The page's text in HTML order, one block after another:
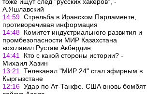
А.Яшлавский
14:59 Стрельба в Иранском Парламенте,
противоречивая информация
14:48 Комитет индустриального развития и
промбезопасности МИР Казахстана
возглавил Рустам Акбердин
14:41
Кто с какой стороны истории? -
Михаил Хазин
13:21
Телеканал "МИР 24" стал эфирным в
Кыргызстане
12:16 Удар по Ат-Танфе. США вновь бомбят